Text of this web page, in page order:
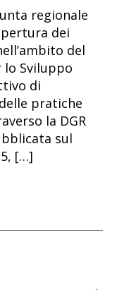
regionale
dei
del
Sviluppo
di
pratiche
la DGR
sul
[…]